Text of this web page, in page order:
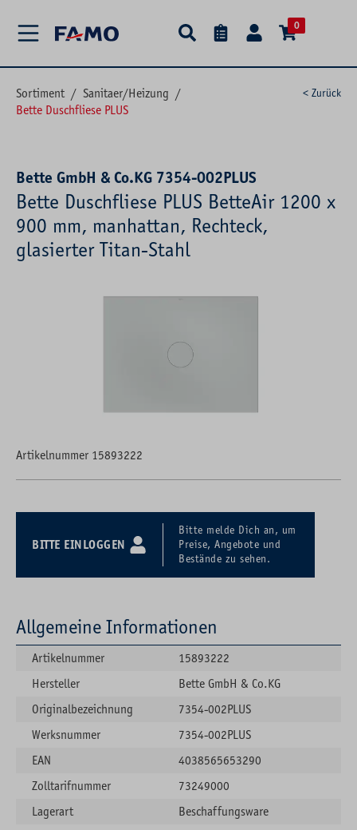
0
Sortiment / Sanitaer/Heizung /
Bette Duschfliese PLUS
< Zurück
Bette GmbH & Co.KG 7354-002PLUS
Bette Duschfliese PLUS BetteAir 1200 x
900 mm, manhattan, Rechteck,
glasierter Titan-Stahl
Artikelnummer 15893222
BITTE EINLOGGEN
Bitte melde Dich an, um
Preise, Angebote und
Bestände zu sehen.
Allgemeine Informationen
Artikelnummer
15893222
Hersteller
Bette GmbH & Co.KG
Originalbezeichnung
7354-002PLUS
Werksnummer
7354-002PLUS
EAN
4038565653290
Zolltarifnummer
73249000
Lagerart
Beschaffungsware